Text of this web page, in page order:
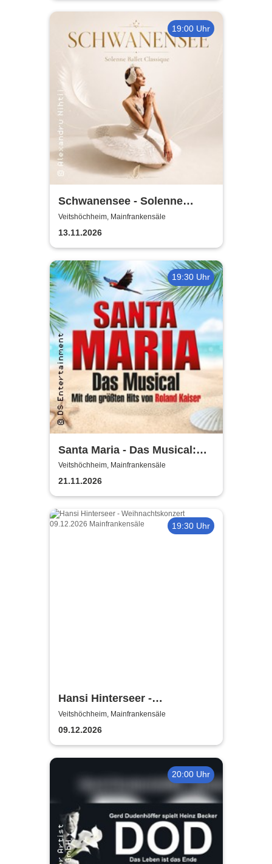
19:00 Uhr
Schwanensee - Solenne
Ballet Classique
Veitshöchheim, Mainfrankensäle
13.11.2026
19:30 Uhr
Santa Maria - Das Musical:
Insel wie aus Träumen
geboren
Veitshöchheim, Mainfrankensäle
21.11.2026
19:30 Uhr
Hansi Hinterseer -
Weihnachtskonzert
Veitshöchheim, Mainfrankensäle
09.12.2026
20:00 Uhr